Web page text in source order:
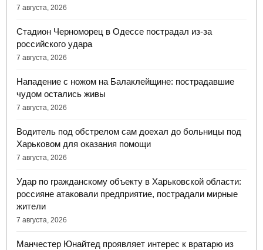
7 августа, 2026
Стадион Черноморец в Одессе пострадал из-за
российского удара
7 августа, 2026
Нападение с ножом на Балаклейщине: пострадавшие
чудом остались живы
7 августа, 2026
Водитель под обстрелом сам доехал до больницы под
Харьковом для оказания помощи
7 августа, 2026
Удар по гражданскому объекту в Харьковской области:
россияне атаковали предприятие, пострадали мирные
жители
7 августа, 2026
Манчестер Юнайтед проявляет интерес к вратарю из